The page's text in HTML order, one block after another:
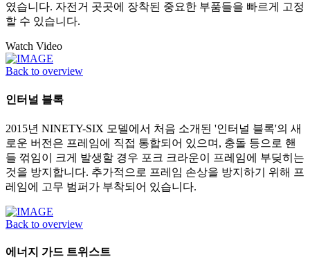
였습니다. 자전거 곳곳에 장착된 중요한 부품들을 빠르게 고정
할 수 있습니다.
Watch Video
Back to overview
인터널 블록
2015년 NINETY-SIX 모델에서 처음 소개된 '인터널 블록'의 새
로운 버전은 프레임에 직접 통합되어 있으며, 충돌 등으로 핸
들 꺾임이 크게 발생할 경우 포크 크라운이 프레임에 부딪히는
것을 방지합니다. 추가적으로 프레임 손상을 방지하기 위해 프
레임에 고무 범퍼가 부착되어 있습니다.
Back to overview
에너지 가드 트위스트